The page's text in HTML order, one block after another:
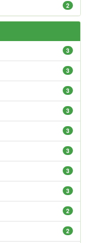
2
3
3
3
3
3
3
3
3
2
2